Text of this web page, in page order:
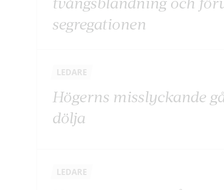
segregationen
LEDARE
Högerns misslyckande
dölja
LEDARE